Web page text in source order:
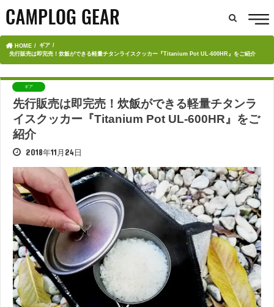
HOME
ギア
先行販売は即完売！炊飯ができる軽量チタンライスクッカー『Titanium Pot UL-600HR』をご紹介
ギア
先行販売は即完売！炊飯ができる軽量チタンラ
イスクッカー『Titanium Pot UL-600HR』をご
紹介
2018年11月24日